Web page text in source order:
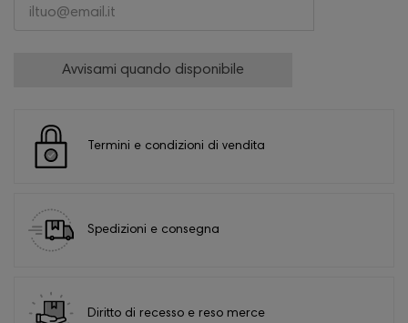
Avvisami quando disponibile
Termini e condizioni di vendita
Spedizioni e consegna
Diritto di recesso e reso merce